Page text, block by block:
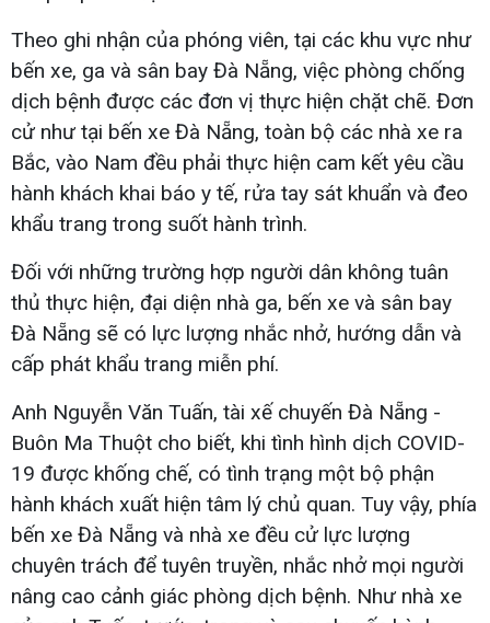
Theo ghi nhận của phóng viên, tại các khu vực như
bến xe, ga và sân bay Đà Nẵng, việc phòng chống
dịch bệnh được các đơn vị thực hiện chặt chẽ. Đơn
cử như tại bến xe Đà Nẵng, toàn bộ các nhà xe ra
Bắc, vào Nam đều phải thực hiện cam kết yêu cầu
hành khách khai báo y tế, rửa tay sát khuẩn và đeo
khẩu trang trong suốt hành trình.
Đối với những trường hợp người dân không tuân
thủ thực hiện, đại diện nhà ga, bến xe và sân bay
Đà Nẵng sẽ có lực lượng nhắc nhở, hướng dẫn và
cấp phát khẩu trang miễn phí.
Anh Nguyễn Văn Tuấn, tài xế chuyến Đà Nẵng -
Buôn Ma Thuột cho biết, khi tình hình dịch COVID-
19 được khống chế, có tình trạng một bộ phận
hành khách xuất hiện tâm lý chủ quan. Tuy vậy, phía
bến xe Đà Nẵng và nhà xe đều cử lực lượng
chuyên trách để tuyên truyền, nhắc nhở mọi người
nâng cao cảnh giác phòng dịch bệnh. Như nhà xe